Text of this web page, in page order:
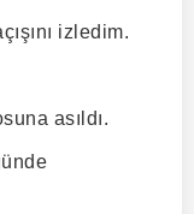
izledim.
asıldı.